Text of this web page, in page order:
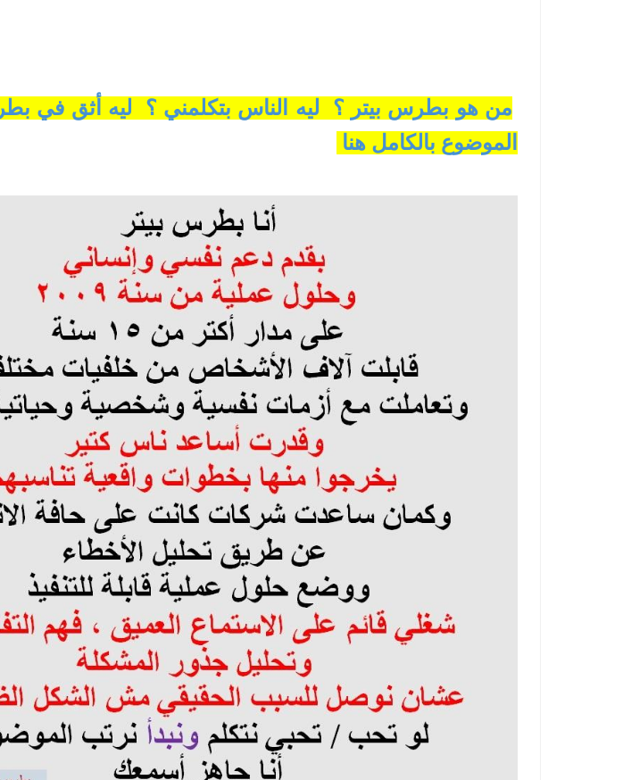
من هو بطرس بيتر ؟ ليه الناس بتكلمني ؟ ليه أثق في
الموضوع بالكامل هنا